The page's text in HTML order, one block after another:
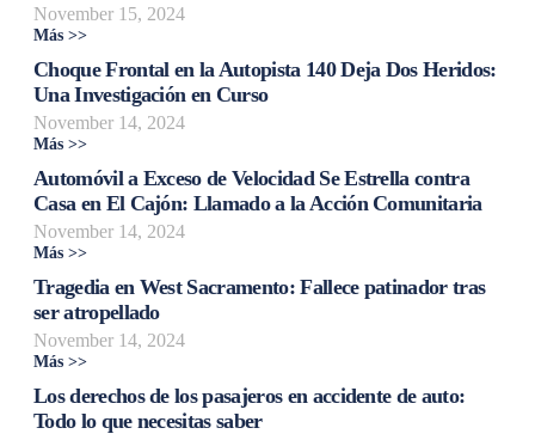
November 15, 2024
Más >>
Choque Frontal en la Autopista 140 Deja Dos Heridos:
Una Investigación en Curso
November 14, 2024
Más >>
Automóvil a Exceso de Velocidad Se Estrella contra
Casa en El Cajón: Llamado a la Acción Comunitaria
November 14, 2024
Más >>
Tragedia en West Sacramento: Fallece patinador tras
ser atropellado
November 14, 2024
Más >>
Los derechos de los pasajeros en accidente de auto:
Todo lo que necesitas saber